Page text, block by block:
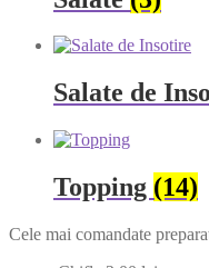
Salate de
Topping (14)
Cele mai comandate